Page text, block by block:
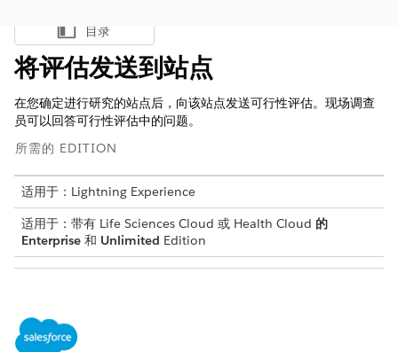
显示目录
目录
将评估发送到站点
在您确定进行研究的站点后，向该站点发送可行性评估。现场调查
员可以回答可行性评估中的问题。
所需的 EDITION
适用于：Lightning Experience
适用于：带有 Life Sciences Cloud 或 Health Cloud 的
Enterprise 和 Unlimited Edition
将评估发送到站点：